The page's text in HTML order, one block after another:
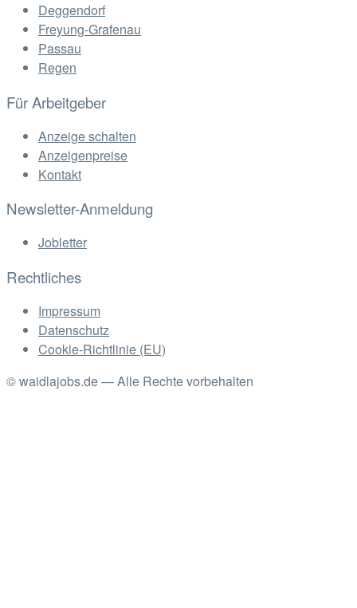
Deggendorf
Freyung-Grafenau
Passau
Regen
Für Arbeitgeber
Anzeige schalten
Anzeigenpreise
Kontakt
Newsletter-Anmeldung
Jobletter
Rechtliches
Impressum
Datenschutz
Cookie-Richtlinie (EU)
© waidlajobs.de — Alle Rechte vorbehalten